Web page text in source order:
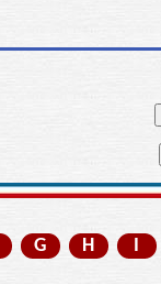
G H I